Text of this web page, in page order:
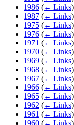
1986 (← Links)
1987 (← Links)
1975 (← Links)
1976 (← Links)
1971 (← Links)
1970 (← Links)
1969 (← Links)
1968 (← Links)
1967 (← Links)
1966 (← Links)
1965 (← Links)
1962 (← Links)
1961 (← Links)
1960 (← Links)